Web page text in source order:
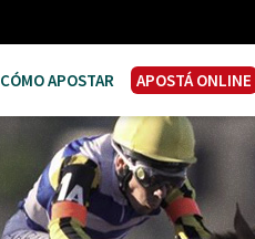
CÓMO APOSTAR APOSTÁ ONLINE